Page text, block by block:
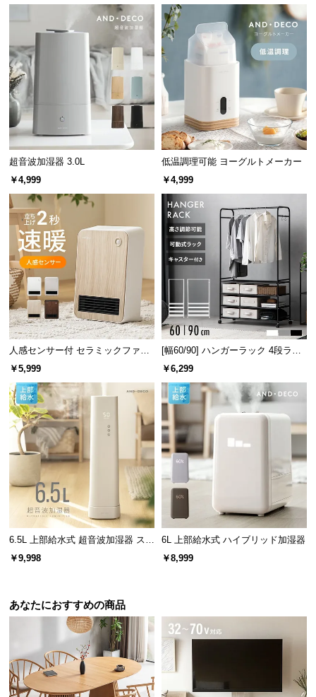
企
業
情
報
o.,
超音波加湿器 3.0L
￥4,999
低温調理可能 ヨーグルトメーカー
￥4,999
人感センサー付 セラミックファン
ヒーター スタイリッシュモデル
￥5,999
[幅60/90] ハンガーラック 4段ラッ
ク収納 キャスター付き
￥6,299
6.5L 上部給水式 超音波加湿器 ステ
ンレス振動子モデル
￥9,998
6L 上部給水式 ハイブリッド加湿器
￥8,999
あなたにおすすめの商品